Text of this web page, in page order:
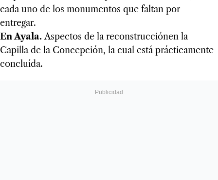
cada uno de los monumentos que faltan por
entregar.
En Ayala.Aspectos de la reconstrucciónen la
Capilla de la Concepción, la cual está prácticamente
concluída.